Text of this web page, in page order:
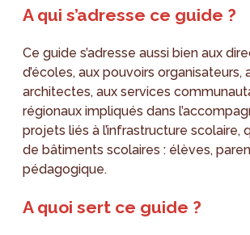
A qui s’adresse ce guide ?
Ce guide s’adresse aussi bien aux
d’écoles, aux pouvoirs organisateurs,
architectes, aux services
régionaux impliqués dans
projets liés à l’infrastructure scolaire,
de bâtiments scolaires : élèves,
pédagogique.
A quoi sert ce guide ?